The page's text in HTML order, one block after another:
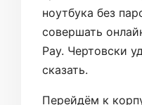
ноутбука без
совершать
Pay. Чертовски
сказать.
Перейдём к